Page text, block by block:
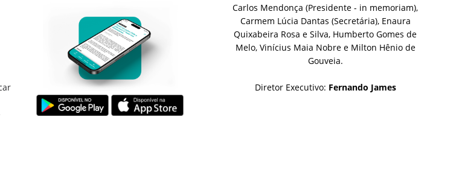
Carlos Mendonça (Presidente - in memoriam),
Carmem Lúcia Dantas (Secretária), Enaura
Quixabeira Rosa e Silva, Humberto Gomes de
Melo, Vinícius Maia Nobre e Milton Hênio de
Gouveia.
Diretor Executivo: Fernando James